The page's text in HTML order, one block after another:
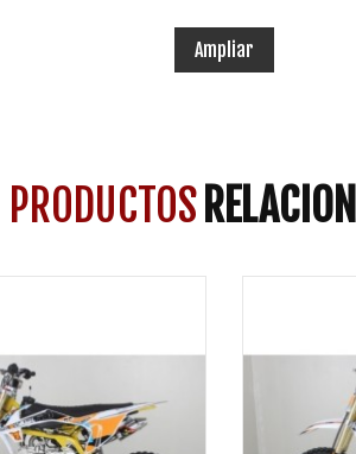
Ampliar
PRODUCTOS